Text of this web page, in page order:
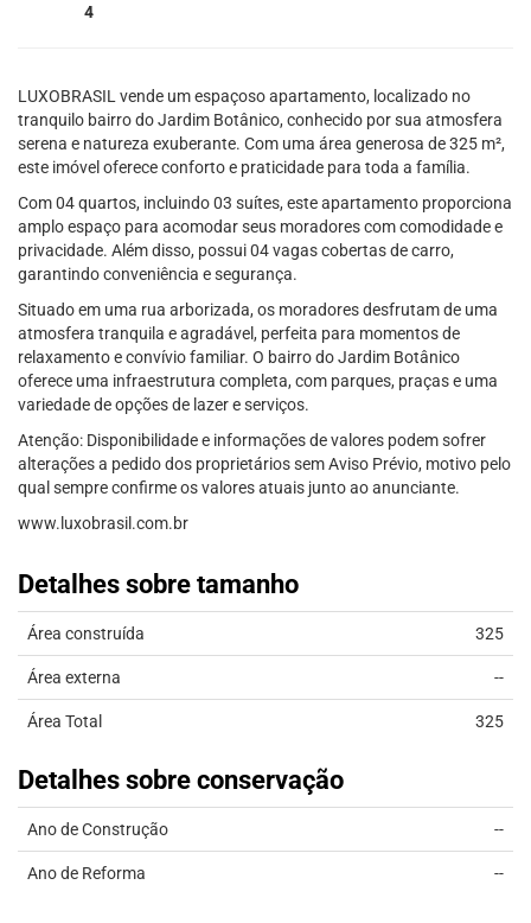
4
LUXOBRASIL vende um espaçoso apartamento, localizado no
tranquilo bairro do Jardim Botânico, conhecido por sua atmosfera
serena e natureza exuberante. Com uma área generosa de 325 m²,
este imóvel oferece conforto e praticidade para toda a família.
Com 04 quartos, incluindo 03 suítes, este apartamento proporciona
amplo espaço para acomodar seus moradores com comodidade e
privacidade. Além disso, possui 04 vagas cobertas de carro,
garantindo conveniência e segurança.
Situado em uma rua arborizada, os moradores desfrutam de uma
atmosfera tranquila e agradável, perfeita para momentos de
relaxamento e convívio familiar. O bairro do Jardim Botânico
oferece uma infraestrutura completa, com parques, praças e uma
variedade de opções de lazer e serviços.
Atenção: Disponibilidade e informações de valores podem sofrer
alterações a pedido dos proprietários sem Aviso Prévio, motivo pelo
qual sempre confirme os valores atuais junto ao anunciante.
www.luxobrasil.com.br
Detalhes sobre tamanho
Área construída 325
Área externa --
Área Total 325
Detalhes sobre conservação
Ano de Construção --
Ano de Reforma --